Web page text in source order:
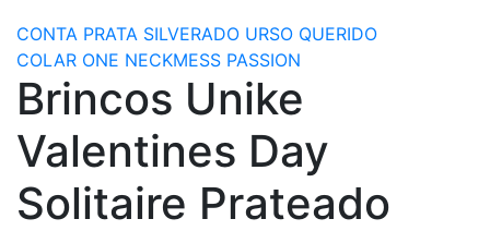
CONTA PRATA SILVERADO URSO QUERIDO
COLAR ONE NECKMESS PASSION
Brincos Unike
Valentines Day
Solitaire Prateado